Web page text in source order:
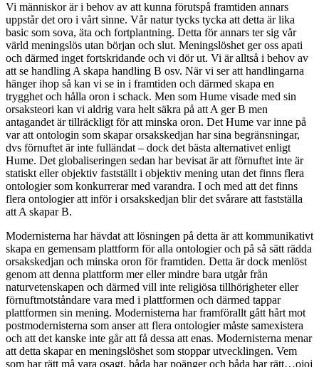
Vi människor är i behov av att kunna förutspå framtiden annars
uppstår det oro i vårt sinne. Vår natur tycks tycka att detta är lika
basic som sova, äta och fortplantning. Detta för annars ter sig vår
värld meningslös utan början och slut. Meningslöshet ger oss apati
och därmed inget fortskridande och vi dör ut. Vi är alltså i behov av
att se handling A skapa handling B osv. När vi ser att handlingarna
hänger ihop så kan vi se in i framtiden och därmed skapa en
trygghet och hålla oron i schack. Men som Hume visade med sin
orsaksteori kan vi aldrig vara helt säkra på att A ger B men
antagandet är tillräckligt för att minska oron. Det Hume var inne på
var att ontologin som skapar orsakskedjan har sina begränsningar,
dvs förnuftet är inte fulländat – dock det bästa alternativet enligt
Hume. Det globaliseringen sedan har bevisat är att förnuftet inte är
statiskt eller objektiv fastställt i objektiv mening utan det finns flera
ontologier som konkurrerar med varandra. I och med att det finns
flera ontologier att inför i orsakskedjan blir det svårare att fastställa
att A skapar B.
Modernisterna har hävdat att lösningen på detta är att kommunikativt
skapa en gemensam plattform för alla ontologier och på så sätt rädda
orsakskedjan och minska oron för framtiden. Detta är dock menlöst
genom att denna plattform mer eller mindre bara utgår från
naturvetenskapen och därmed vill inte religiösa tillhörigheter eller
förnuftmotståndare vara med i plattformen och därmed tappar
plattformen sin mening. Modernisterna har framförallt gått hårt mot
postmodernisterna som anser att flera ontologier måste samexistera
och att det kanske inte går att få dessa att enas. Modernisterna menar
att detta skapar en meningslöshet som stoppar utvecklingen. Vem
som har rätt må vara osagt, båda har poänger och båda har rätt…ojoj